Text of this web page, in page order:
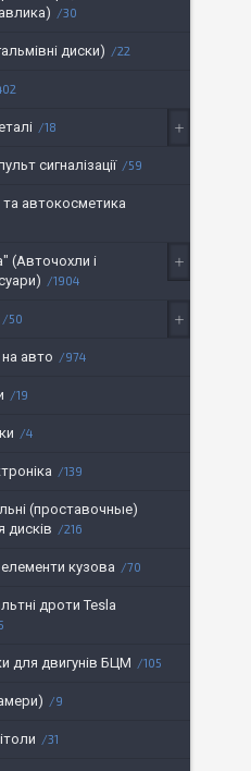
30
диски) 22
18
сигналізації 59
та автокосметика
(Авточохли і
1904
50
авто 974
19
4
139
(проставочные)
дисків
216
елементи кузова 70
дроти Tesla
для двигунів БЦМ 105
9
31